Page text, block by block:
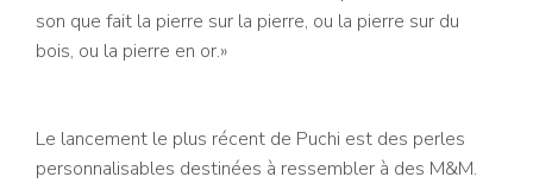
son que fait la pierre sur la pierre, ou la pierre sur du
bois, ou la pierre en or.»
Le lancement le plus récent de Puchi est des perles
personnalisables destinées à ressembler à des M&M.